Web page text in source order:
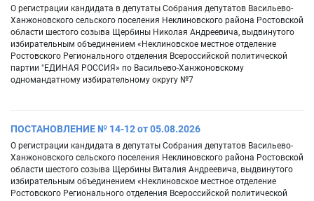
О регистрации кандидата в депутаты Собрания депутатов Васильево-
Ханжоновского сельского поселения Неклиновского района Ростовской
области шестого созыва Щербины Николая Андреевича, выдвинутого
избирательным объединением «Неклиновское местное отделение
Ростовского Регионального отделения Всероссийской политической
партии "ЕДИНАЯ РОССИЯ» по Васильево-Ханжоновскому
одномандатному избирательному округу №7
ПОСТАНОВЛЕНИЕ № 14-12 от 05.08.2026
О регистрации кандидата в депутаты Собрания депутатов Васильево-
Ханжоновского сельского поселения Неклиновского района Ростовской
области шестого созыва Щербины Виталия Андреевича, выдвинутого
избирательным объединением «Неклиновское местное отделение
Ростовского Регионального отделения Всероссийской политической